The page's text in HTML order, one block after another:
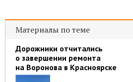
Материалы по теме
Дорожники отчитались
о завершении ремонта
на Воронова в Красноярске